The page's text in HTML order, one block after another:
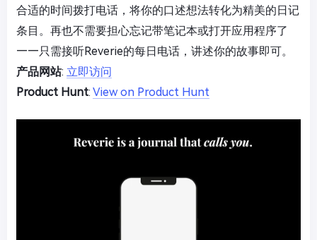
合适的时间拨打电话，将你的口述想法转化为精美的日记
条目。再也不需要担心忘记带笔记本或打开应用程序了
——只需接听Reverie的每日电话，讲述你的故事即可。
产品网站: 立即访问
Product Hunt: View on Product Hunt